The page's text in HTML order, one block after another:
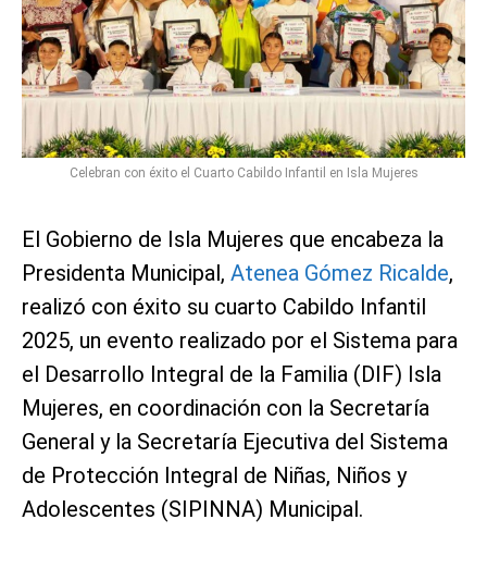
Celebran con éxito el Cuarto Cabildo Infantil en Isla Mujeres
El Gobierno de Isla Mujeres que encabeza la
Presidenta Municipal, Atenea Gómez Ricalde,
realizó con éxito su cuarto Cabildo Infantil
2025, un evento realizado por el Sistema para
el Desarrollo Integral de la Familia (DIF) Isla
Mujeres, en coordinación con la Secretaría
General y la Secretaría Ejecutiva del Sistema
de Protección Integral de Niñas, Niños y
Adolescentes (SIPINNA) Municipal.